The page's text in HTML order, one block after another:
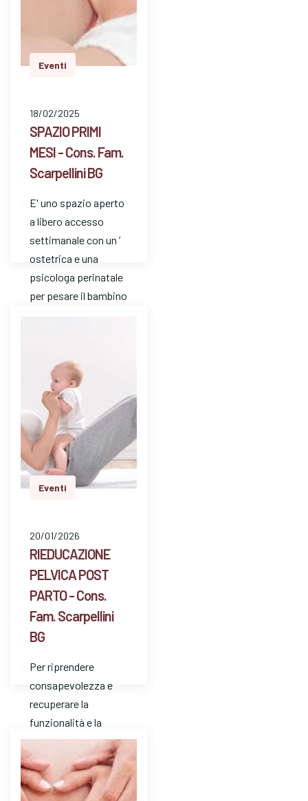
Eventi
18/02/2025
SPAZIO PRIMI
MESI - Cons. Fam.
Scarpellini BG
E' uno spazio aperto
a libero accesso
settimanale con un ’
ostetrica e una
psicologa perinatale
per pesare il bambino
Eventi
20/01/2026
RIEDUCAZIONE
PELVICA POST
PARTO - Cons.
Fam. Scarpellini
BG
Per riprendere
consapevolezza e
recuperare la
funzionalità e la
tonicità muscolare
del pavimento
pelvico dopo la
gravidanza e il parto